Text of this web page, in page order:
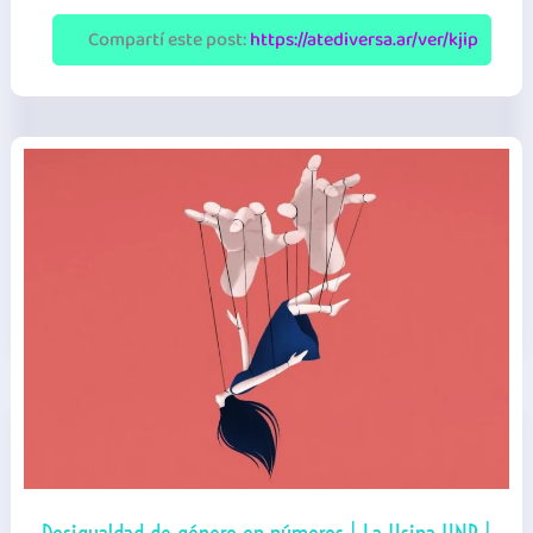
Población
Trans
|
IPEC
|
Compartí este post:https://atediversa.ar/ver/kjip